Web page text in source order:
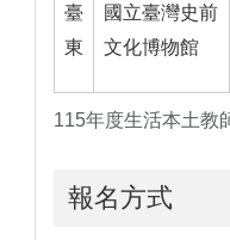
115年度生活本土教
臺
東
國立臺灣史前
文化博物館
報名方式